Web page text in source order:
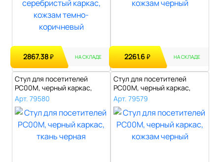
2867.38₽ НА СКЛАДЕ 2261.6₽ НА СКЛАДЕ
Стул для посетителей
РС00М, черный каркас,
ткань черная..
Арт. 79580
Стул для посетителей
РС00М, черный каркас,
кожзам черны..
Арт. 79579